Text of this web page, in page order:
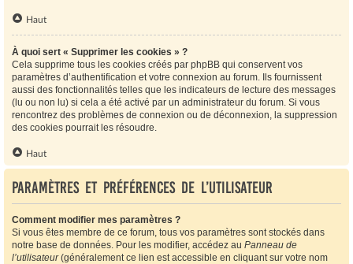
Haut
À quoi sert « Supprimer les cookies » ?
Cela supprime tous les cookies créés par phpBB qui conservent vos
paramètres d’authentification et votre connexion au forum. Ils fournissent
aussi des fonctionnalités telles que les indicateurs de lecture des messages
(lu ou non lu) si cela a été activé par un administrateur du forum. Si vous
rencontrez des problèmes de connexion ou de déconnexion, la suppression
des cookies pourrait les résoudre.
Haut
Paramètres et préférences de l’utilisateur
Comment modifier mes paramètres ?
Si vous êtes membre de ce forum, tous vos paramètres sont stockés dans
notre base de données. Pour les modifier, accédez au Panneau de
l’utilisateur(généralement ce lien est accessible en cliquant sur votre nom